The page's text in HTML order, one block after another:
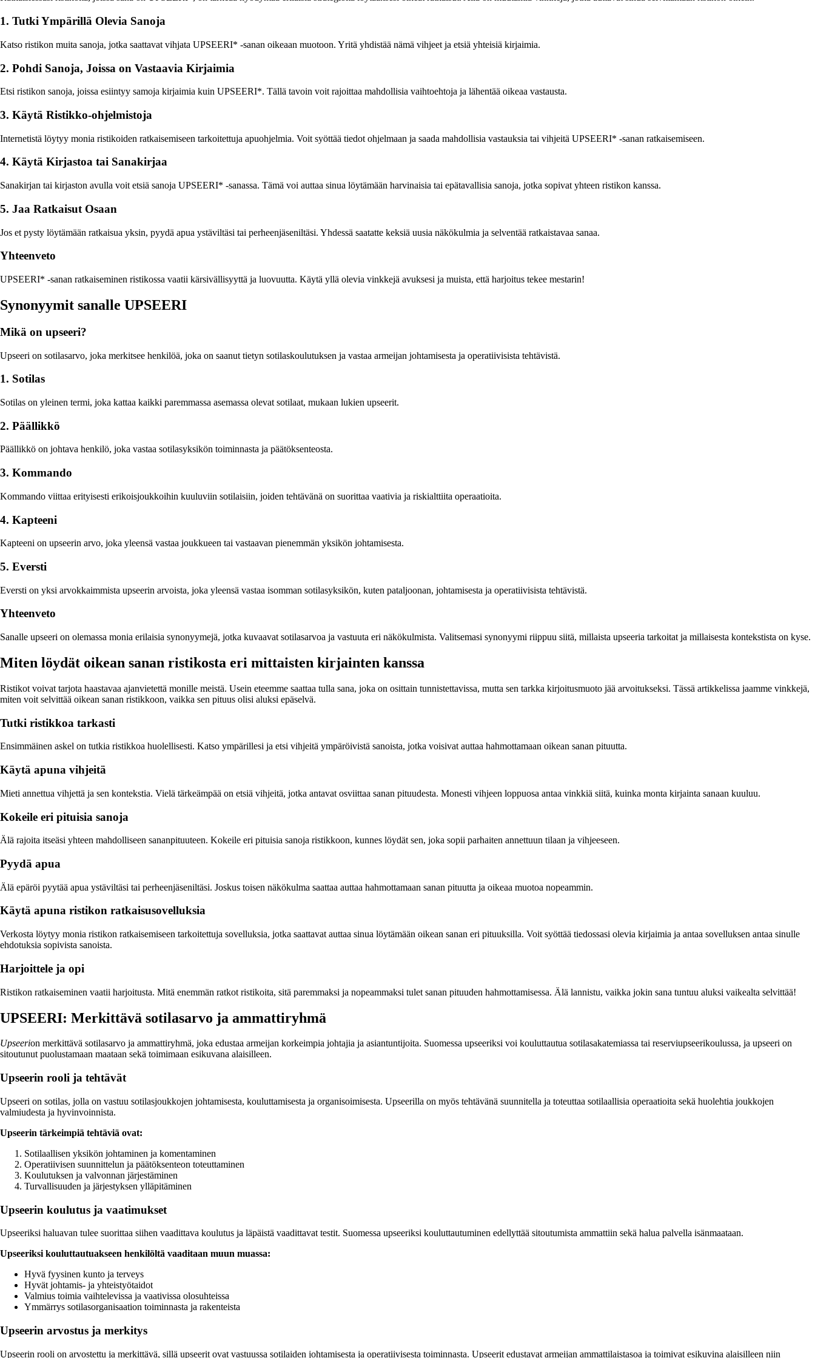
1. Tutki Ympärillä Olevia Sanoja
Katso ristikon muita sanoja, jotka saattavat vihjata UPSEERI* -sanan oikeaan muotoon. Yritä yhdistää nämä vihjeet ja etsiä yhteisiä kirjaimia.
2. Pohdi Sanoja, Joissa on Vastaavia Kirjaimia
Etsi ristikon sanoja, joissa esiintyy samoja kirjaimia kuin UPSEERI*. Tällä tavoin voit rajoittaa mahdollisia vaihtoehtoja ja lähentää oikeaa vastausta.
3. Käytä Ristikko-ohjelmistoja
Internetistä löytyy monia ristikoiden ratkaisemiseen tarkoitettuja apuohjelmia. Voit syöttää tiedot ohjelmaan ja saada mahdollisia vastauksia tai vihjeitä UPSEERI* -sanan ratkaisemiseen.
4. Käytä Kirjastoa tai Sanakirjaa
Sanakirjan tai kirjaston avulla voit etsiä sanoja UPSEERI* -sanassa. Tämä voi auttaa sinua löytämään harvinaisia tai epätavallisia sanoja, jotka sopivat yhteen ristikon kanssa.
5. Jaa Ratkaisut Osaan
Jos et pysty löytämään ratkaisua yksin, pyydä apua ystäviltäsi tai perheenjäseniltäsi. Yhdessä saatatte keksiä uusia näkökulmia ja selventää ratkaistavaa sanaa.
Yhteenveto
UPSEERI* -sanan ratkaiseminen ristikossa vaatii kärsivällisyyttä ja luovuutta. Käytä yllä olevia vinkkejä avuksesi ja muista, että harjoitus tekee mestarin!
Synonyymit sanalle UPSEERI
Mikä on upseeri?
Upseeri on sotilasarvo, joka merkitsee henkilöä, joka on saanut tietyn sotilaskoulutuksen ja vastaa armeijan johtamisesta ja operatiivisista tehtävistä.
1. Sotilas
Sotilas on yleinen termi, joka kattaa kaikki paremmassa asemassa olevat sotilaat, mukaan lukien upseerit.
2. Päällikkö
Päällikkö on johtava henkilö, joka vastaa sotilasyksikön toiminnasta ja päätöksenteosta.
3. Kommando
Kommando viittaa erityisesti erikoisjoukkoihin kuuluviin sotilaisiin, joiden tehtävänä on suorittaa vaativia ja riskialttiita operaatioita.
4. Kapteeni
Kapteeni on upseerin arvo, joka yleensä vastaa joukkueen tai vastaavan pienemmän yksikön johtamisesta.
5. Eversti
Eversti on yksi arvokkaimmista upseerin arvoista, joka yleensä vastaa isomman sotilasyksikön, kuten pataljoonan, johtamisesta ja operatiivisista tehtävistä.
Yhteenveto
Sanalle upseeri on olemassa monia erilaisia synonyymejä, jotka kuvaavat sotilasarvoa ja vastuuta eri näkökulmista. Valitsemasi synonyymi riippuu siitä, millaista upseeria tarkoitat ja millaisesta kontekstista on kyse.
Miten löydät oikean sanan ristikosta eri mittaisten kirjainten kanssa
Ristikot voivat tarjota haastavaa ajanvietettä monille meistä. Usein eteemme saattaa tulla sana, joka on osittain tunnistettavissa, mutta sen tarkka kirjoitusmuoto jää arvoitukseksi. Tässä artikkelissa jaamme vinkkejä,
miten voit selvittää oikean sanan ristikkoon, vaikka sen pituus olisi aluksi epäselvä.
Tutki ristikkoa tarkasti
Ensimmäinen askel on tutkia ristikkoa huolellisesti. Katso ympärillesi ja etsi vihjeitä ympäröivistä sanoista, jotka voisivat auttaa hahmottamaan oikean sanan pituutta.
Käytä apuna vihjeitä
Mieti annettua vihjettä ja sen kontekstia. Vielä tärkeämpää on etsiä vihjeitä, jotka antavat osviittaa sanan pituudesta. Monesti vihjeen loppuosa antaa vinkkiä siitä, kuinka monta kirjainta sanaan kuuluu.
Kokeile eri pituisia sanoja
Älä rajoita itseäsi yhteen mahdolliseen sananpituuteen. Kokeile eri pituisia sanoja ristikkoon, kunnes löydät sen, joka sopii parhaiten annettuun tilaan ja vihjeeseen.
Pyydä apua
Älä epäröi pyytää apua ystäviltäsi tai perheenjäseniltäsi. Joskus toisen näkökulma saattaa auttaa hahmottamaan sanan pituutta ja oikeaa muotoa nopeammin.
Käytä apuna ristikon ratkaisusovelluksia
Verkosta löytyy monia ristikon ratkaisemiseen tarkoitettuja sovelluksia, jotka saattavat auttaa sinua löytämään oikean sanan eri pituuksilla. Voit syöttää tiedossasi olevia kirjaimia ja antaa sovelluksen antaa sinulle
ehdotuksia sopivista sanoista.
Harjoittele ja opi
Ristikon ratkaiseminen vaatii harjoitusta. Mitä enemmän ratkot ristikoita, sitä paremmaksi ja nopeammaksi tulet sanan pituuden hahmottamisessa. Älä lannistu, vaikka jokin sana tuntuu aluksi vaikealta selvittää!
UPSEERI: Merkittävä sotilasarvo ja ammattiryhmä
Upseerion merkittävä sotilasarvo ja ammattiryhmä, joka edustaa armeijan korkeimpia johtajia ja asiantuntijoita. Suomessa upseeriksi voi kouluttautua sotilasakatemiassa tai reserviupseerikoulussa, ja upseeri on
sitoutunut puolustamaan maataan sekä toimimaan esikuvana alaisilleen.
Upseerin rooli ja tehtävät
Upseeri on sotilas, jolla on vastuu sotilasjoukkojen johtamisesta, kouluttamisesta ja organisoimisesta. Upseerilla on myös tehtävänä suunnitella ja toteuttaa sotilaallisia operaatioita sekä huolehtia joukkojen
valmiudesta ja hyvinvoinnista.
Upseerin tärkeimpiä tehtäviä ovat:
Sotilaallisen yksikön johtaminen ja komentaminen
Operatiivisen suunnittelun ja päätöksenteon toteuttaminen
Koulutuksen ja valvonnan järjestäminen
Turvallisuuden ja järjestyksen ylläpitäminen
Upseerin koulutus ja vaatimukset
Upseeriksi haluavan tulee suorittaa siihen vaadittava koulutus ja läpäistä vaadittavat testit. Suomessa upseeriksi kouluttautuminen edellyttää sitoutumista ammattiin sekä halua palvella isänmaataan.
Upseeriksi kouluttautuakseen henkilöltä vaaditaan muun muassa:
Hyvä fyysinen kunto ja terveys
Hyvät johtamis- ja yhteistyötaidot
Valmius toimia vaihtelevissa ja vaativissa olosuhteissa
Ymmärrys sotilasorganisaation toiminnasta ja rakenteista
Upseerin arvostus ja merkitys
Upseerin rooli on arvostettu ja merkittävä, sillä upseerit ovat vastuussa sotilaiden johtamisesta ja operatiivisesta toiminnasta. Upseerit edustavat armeijan ammattilaistasoa ja toimivat esikuvina alaisilleen niin